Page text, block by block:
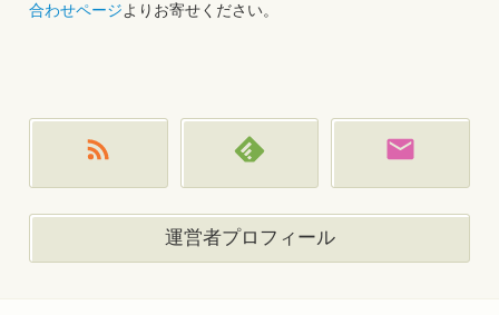
合わせページよりお寄せください。
運営者プロフィール